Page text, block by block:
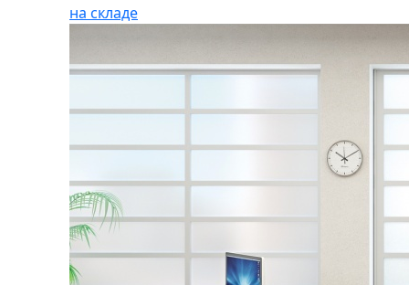
на складе